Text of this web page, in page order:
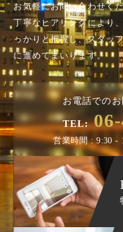
お気軽にお問い合わせく
丁寧なヒアリングにより
っかりと把握し、スタッ
に進めてまいります。
お電話での
TEL:
営業時間 : 9:30 -